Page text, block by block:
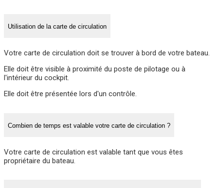
Utilisation de la carte de circulation
Votre carte de circulation doit se trouver à bord de votre bateau.
Elle doit être visible à proximité du poste de pilotage ou à
l'intérieur du cockpit.
Elle doit être présentée lors d'un contrôle.
Combien de temps est valable votre carte de circulation ?
Votre carte de circulation est valable tant que vous êtes
propriétaire du bateau.